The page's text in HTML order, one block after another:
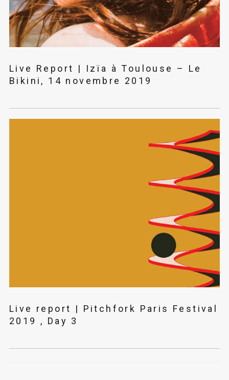
Live Report | Izïa à Toulouse – Le
Bikini, 14 novembre 2019
Live report | Pitchfork Paris Festival
2019 , Day 3